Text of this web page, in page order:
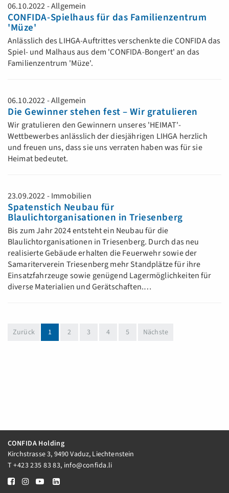
06.10.2022 - Allgemein
CONFIDA-Spielhaus für das Familienzentrum
'Müze'
Anlässlich des LIHGA-Auftrittes verschenkte die CONFIDA das
Spiel- und Malhaus aus dem 'CONFIDA-Bongert' an das
Familienzentrum 'Müze'.
06.10.2022 - Allgemein
Die Gewinner stehen fest – Wir gratulieren
Wir gratulieren den Gewinnern unseres 'HEIMAT'-
Wettbewerbes anlässlich der diesjährigen LIHGA herzlich
und freuen uns, dass sie uns verraten haben was für sie
Heimat bedeutet.
23.09.2022 - Immobilien
Spatenstich Neubau für
Blaulichtorganisationen in Triesenberg
Bis zum Jahr 2024 entsteht ein Neubau für die
Blaulichtorganisationen in Triesenberg. Durch das neu
realisierte Gebäude erhalten die Feuerwehr sowie der
Samariterverein Triesenberg mehr Standplätze für ihre
Einsatzfahrzeuge sowie genügend Lagermöglichkeiten für
diverse Materialien und Gerätschaften.…
Zurück 1(aktuell)
2 3 4 5 Nächste
CONFIDA Holding
Kirchstrasse 3, 9490 Vaduz, Liechtenstein
T+423 235 83 83, info@confida.li